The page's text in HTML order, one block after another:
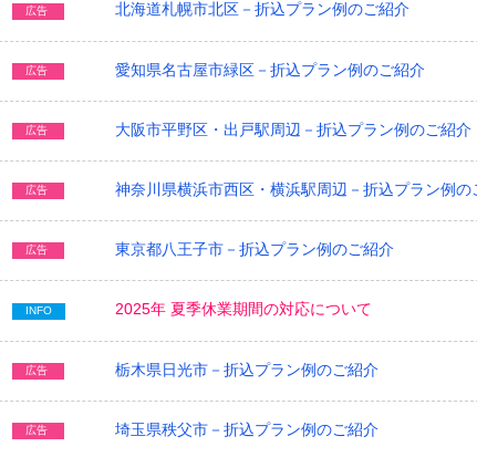
広告 北海道札幌市北区－折込プラン例のご紹介
広告 愛知県名古屋市緑区－折込プラン例のご紹介
広告 大阪市平野区・出戸駅周辺－折込プラン例のご紹介
広告 神奈川県横浜市西区・横浜駅周辺－折込プラン例の
広告 東京都八王子市－折込プラン例のご紹介
INFO 2025年 夏季休業期間の対応について
広告 栃木県日光市－折込プラン例のご紹介
広告 埼玉県秩父市－折込プラン例のご紹介